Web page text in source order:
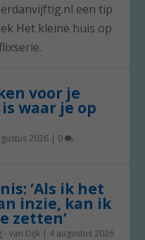
een tip
Het kleine huis op
voor je
waar je op
2026 | 0
‘Als ik het
inzie, kan ik
zetten’
- van Dijk | 4 augustus 2026